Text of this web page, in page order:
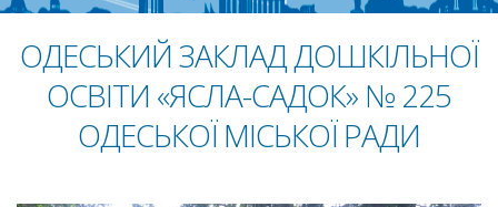
ОДЕСЬКИЙ ЗАКЛАД ДОШКІЛЬНОЇ
ОСВІТИ «ЯСЛА-САДОК» № 225
ОДЕСЬКОЇ МІСЬКОЇ РАДИ